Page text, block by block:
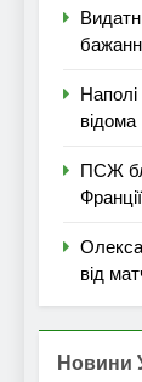
ПСЖ
від
Новини